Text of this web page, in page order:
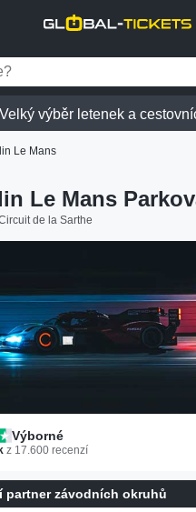
Velký výběr letenek a
Le Mans
Le Mans
de la Sarthe
Výborné
z 17.600 recenzí
partner závodních okruhů